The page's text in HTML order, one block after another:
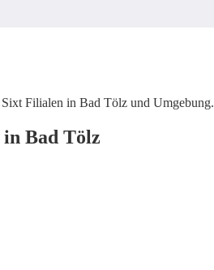
Filialen in Bad Tölz und Umgebung.
Bad Tölz